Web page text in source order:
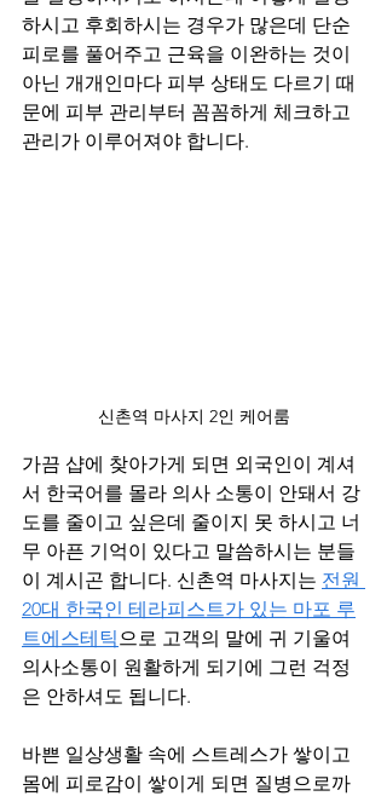
하시고 후회하시는 경우가 많은데 단순
피로를 풀어주고 근육을 이완하는 것이
아닌 개개인마다 피부 상태도 다르기 때
문에 피부 관리부터 꼼꼼하게 체크하고
관리가 이루어져야 합니다.
신촌역 마사지 2인 케어룸
가끔 샵에 찾아가게 되면 외국인이 계셔
서 한국어를 몰라 의사 소통이 안돼서 강
도를 줄이고 싶은데 줄이지 못 하시고 너
무 아픈 기억이 있다고 말씀하시는 분들
이 계시곤 합니다. 신촌역 마사지는 전원
20대 한국인 테라피스트가 있는 마포 루
트에스테틱 으로 고객의 말에 귀 기울여
의사소통이 원활하게 되기에 그런 걱정
은 안하셔도 됩니다.
바쁜 일상생활 속에 스트레스가 쌓이고
몸에 피로감이 쌓이게 되면 질병으로까